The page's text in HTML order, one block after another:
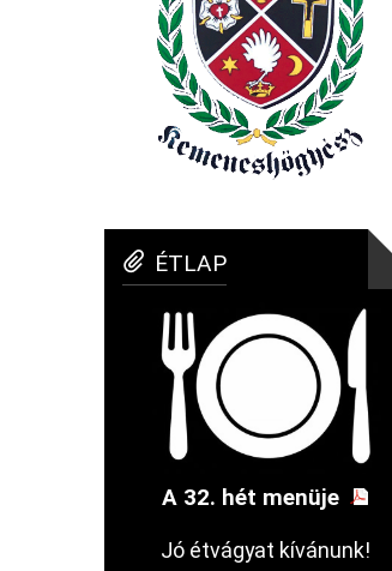
ÉTLAP
A 32. hét menüje
Jó étvágyat kívánunk!